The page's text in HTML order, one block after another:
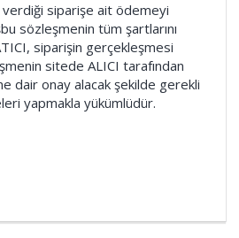
siparişe ait ödemeyi
sözleşmenin tüm şartlarını
siparişin gerçekleşmesi
sitede ALICI tarafından
dair onay alacak şekilde gerekli
yapmakla yükümlüdür.